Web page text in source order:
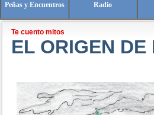
Peñas y Encuentros Radio
Te cuento mitos
EL ORIGEN